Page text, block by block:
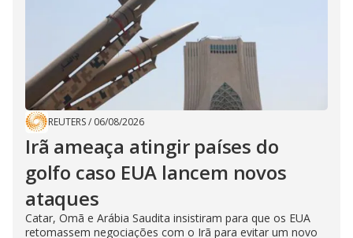
REUTERS/ 06/08/2026
Irã ameaça atingir países do
golfo caso EUA lancem novos
ataques
Catar, Omã e Arábia Saudita insistiram para que os EUA
retomassem negociações com o Irã para evitar um novo